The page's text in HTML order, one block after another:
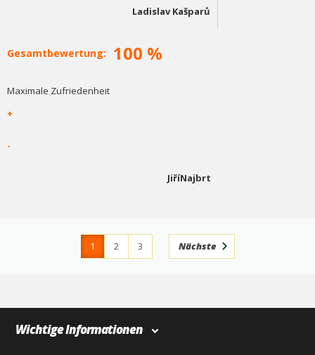
Ladislav Kašparů
Gesamtbewertung: 100 %
Maximale Zufriedenheit
+
-
JiříNajbrt
1 2
3
Nächste
Wichtige Informationen